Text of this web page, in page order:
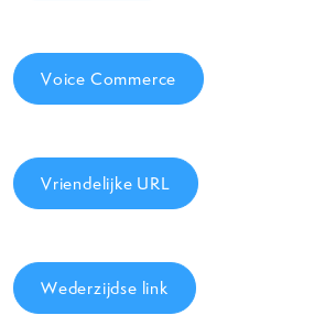
Voice Commerce
Vriendelijke URL
Wederzijdse link